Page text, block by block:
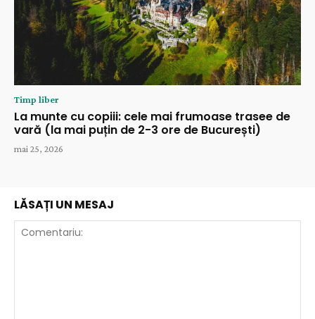
Timp liber
La munte cu copiii: cele mai frumoase trasee de
vară (la mai puțin de 2-3 ore de București)
mai 25, 2026
LĂSAȚI UN MESAJ